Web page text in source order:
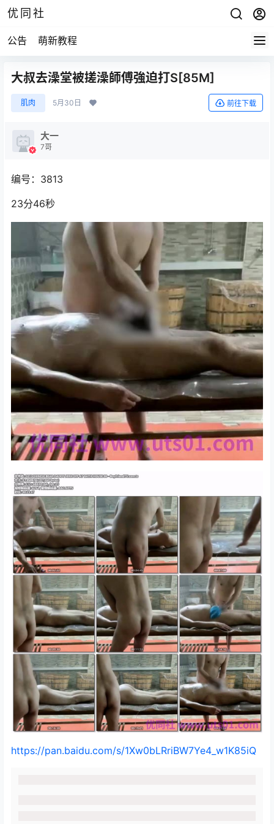
优同社
公告 萌新教程
大叔去澡堂被搓澡師傅強迫打S[85M]
肌肉 5月30日 前往下载
大一
7哥
编号：3813
23分46秒
https://pan.baidu.com/s/1Xw0bLRriBW7Ye4_w1K85iQ